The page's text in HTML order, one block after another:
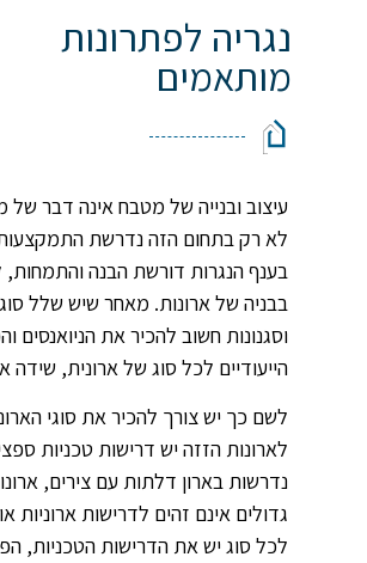
נגריה לפתרונות
מותאמים
עיצוב ובנייה של מטבח אינה דבר
לא רק בתחום הזה נדרשת
בענף הנגרות דורשת הבנה
בבניה של ארונות. מאחר שיש שלל
וסגנונות חשוב להכיר את הניואנסים
הייעודיים לכל סוג של ארונית, שידה
לשם כך יש צורך להכיר את סוגי
לארונות הזזה יש דרישות טכניות
נדרשות בארון דלתות עם צירים,
גדולים אינם זהים לדרישות ארוניות
לכל סוג יש את הדרישות הטכניות,